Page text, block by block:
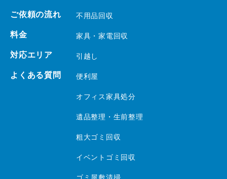
ご依頼の流れ
料金
対応エリア
よくある質問
不用品回収
家具・家電回収
引越し
便利屋
オフィス家具処分
遺品整理・生前整理
粗大ゴミ回収
イベントゴミ回収